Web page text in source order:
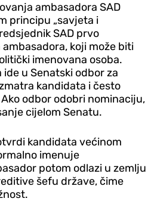
ambasadora SAD
principu „savjeta i
SAD prvo
koji može biti
imenovana osoba.
u Senatski odbor za
kandidata i često
odbor odobri nominaciju,
cijelom Senatu.
kandidata većinom
imenuje
potom odlazi u zemlju
šefu države, čime